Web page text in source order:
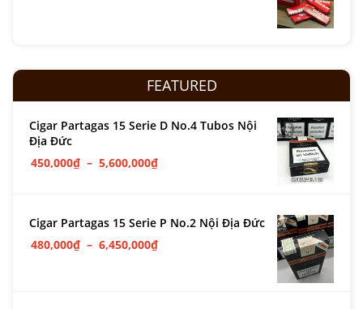
FEATURED
Cigar Partagas 15 Serie D No.4 Tubos Nội
Địa Đức
450,000₫ – 5,600,000₫
Cigar Partagas 15 Serie P No.2 Nội Địa Đức
480,000₫ – 6,450,000₫